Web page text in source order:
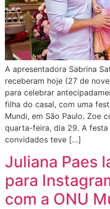
A apresentadora Sabrina
receberam hoje (27 de
para celebrar
filha do casal, com uma
Mundi, em São Paulo. Zoe
quarta-feira, dia 29. A
convidados teve […]
Juliana Paes
para
com a ONU